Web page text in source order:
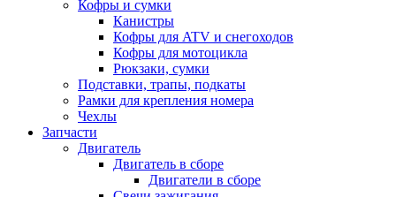
Кофры и сумки
Канистры
Кофры для ATV и снегоходов
Кофры для мотоцикла
Рюкзаки, сумки
Подставки, трапы, подкаты
Рамки для крепления номера
Чехлы
Запчасти
Двигатель
Двигатель в сборе
Двигатели в сборе